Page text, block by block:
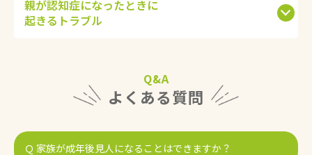
親が認知症になったときに
起きるトラブル
Q&A
よくある質問
Ｑ 家族が成年後見人になることはできますか？